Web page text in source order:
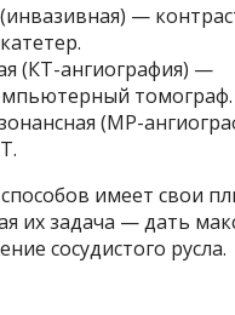
—
(КТ-ангиография) —
томограф.
(МР-
имеет свои
их задача — дать
сосудистого русла.